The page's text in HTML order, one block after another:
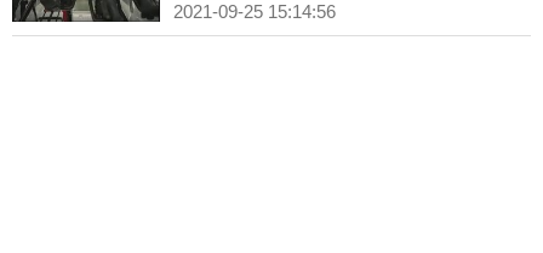
2021-09-25 15:14:56